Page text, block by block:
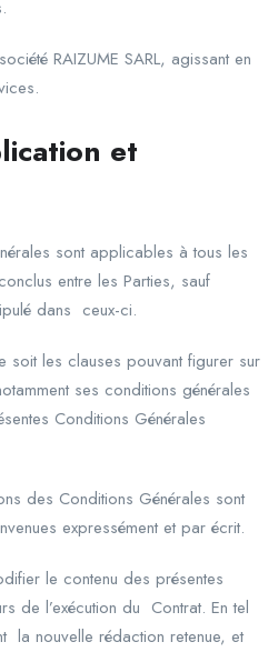
RAIZUME SARL, agissant en
et
sont applicables à tous les
entre les Parties, sauf
dans ceux-ci.
soit les clauses pouvant figurer sur
ses conditions générales
Conditions Générales
des Conditions Générales sont
expressément et par écrit.
le contenu des présentes
de l’exécution du Contrat. En tel
la nouvelle rédaction retenue, et